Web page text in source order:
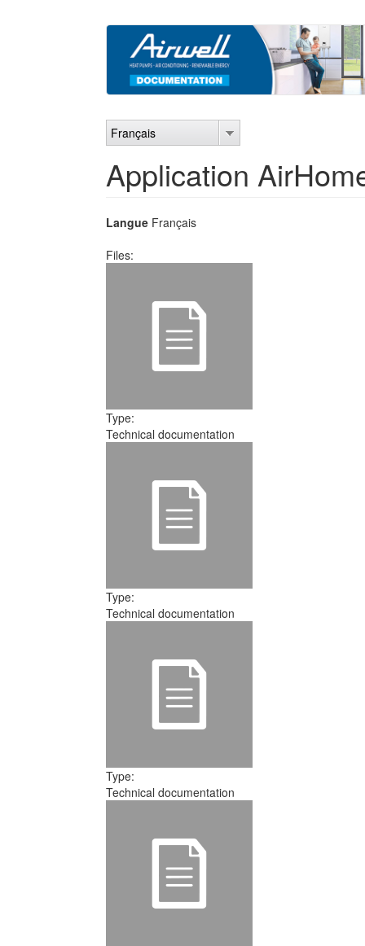
Français
Application
Langue Français
Files:
Type:
Technical documentation
Type:
Technical documentation
Type:
Technical documentation